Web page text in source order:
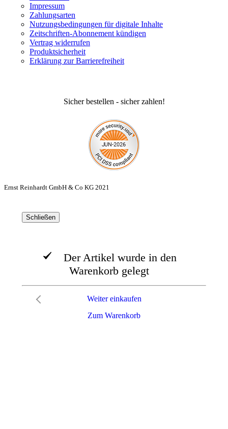
Impressum
Zahlungsarten
Nutzungsbedingungen für digitale Inhalte
Zeitschriften-Abonnement kündigen
Vertrag widerrufen
Produktsicherheit
Erklärung zur Barrierefreiheit
Sicher bestellen - sicher zahlen!
Ernst Reinhardt GmbH & Co KG 2021
Schließen
Der Artikel wurde in den
Warenkorb gelegt
Zum Warenkorb
Weiter einkaufen